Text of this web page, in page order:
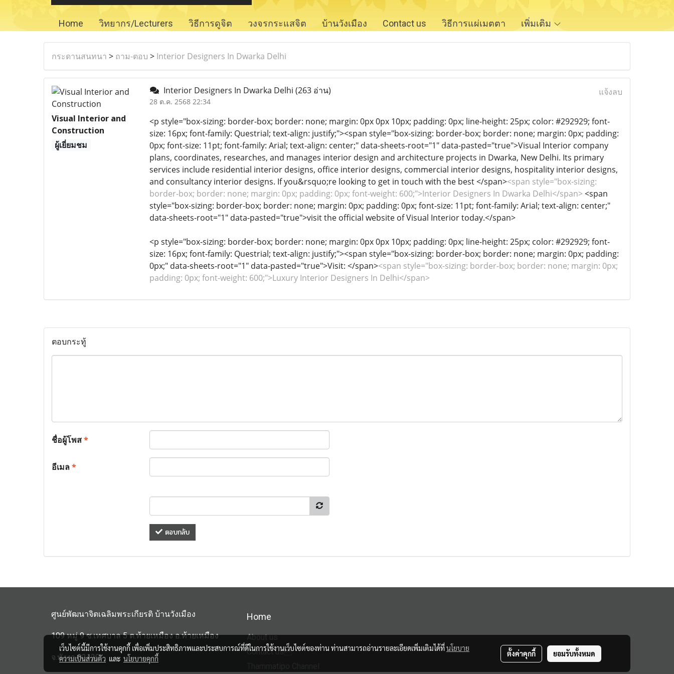
Home วิทยากร/Lecturers วิธีการดูจิต วงจรกระแสจิต บ้านวังเมือง Contact us วิธีการแผ่เมตตา เพิ่มเติม
กระดานสนทนา > ถาม-ตอบ > Interior Designers In Dwarka Delhi
Visual Interior and
Construction
ผู้เยี่ยมชม
Interior Designers In Dwarka Delhi (263 อ่าน)
28 ต.ค. 2568 22:34
แจ้งลบ
<p style="box-sizing: border-box; border: none; margin: 0px 0px 10px; padding: 0px; line-height: 25px; color: #292929; font-
size: 16px; font-family: Questrial; text-align: justify;"><span style="box-sizing: border-box; border: none; margin: 0px; padding:
0px; font-size: 11pt; font-family: Arial; text-align: center;" data-sheets-root="1" data-pasted="true">Visual Interior company
plans, coordinates, researches, and manages interior design and architecture projects in Dwarka, New Delhi. Its primary
services include residential interior designs, office interior designs, commercial interior designs, hospitality interior designs,
and consultancy interior designs. If you&rsquo;re looking to get in touch with the best </span><span style="box-sizing:
border-box; border: none; margin: 0px; padding: 0px; font-weight: 600;">Interior Designers In Dwarka Delhi</span> <span
style="box-sizing: border-box; border: none; margin: 0px; padding: 0px; font-size: 11pt; font-family: Arial; text-align: center;"
data-sheets-root="1" data-pasted="true">visit the official website of Visual Interior today.</span>
<p style="box-sizing: border-box; border: none; margin: 0px 0px 10px; padding: 0px; line-height: 25px; color: #292929; font-
size: 16px; font-family: Questrial; text-align: justify;"><span style="box-sizing: border-box; border: none; margin: 0px; padding:
0px;" data-sheets-root="1" data-pasted="true">Visit: </span><span style="box-sizing: border-box; border: none; margin: 0px;
padding: 0px; font-weight: 600;">Luxury Interior Designers In Delhi</span>
ตอบกระทู้
ชื่อผู้โพส*
อีเมล*
ตอบกลับ
ศูนย์พัฒนาจิตเฉลิมพระเกียรติ บ้านวังเมือง
109 หมู่ 9 ซ.เทศบาล 5 ต.ท้ายเหมือง อ.ท้ายเหมือง
จ.พังงา 82120
Home
About us
Contact us
เว็บไซต์นี้มีการใช้งานคุกกี้ เพื่อเพิ่มประสิทธิภาพและประสบการณ์ที่ดีในการใช้งานเว็บไซต์ของท่าน ท่านสามารถอ่านรายละเอียดเพิ่มเติมได้ที่นโยบาย
ความเป็นส่วนตัว และ นโยบายคุกกี้
ตั้งค่าคุกกี้ ยอมรับทั้งหมด